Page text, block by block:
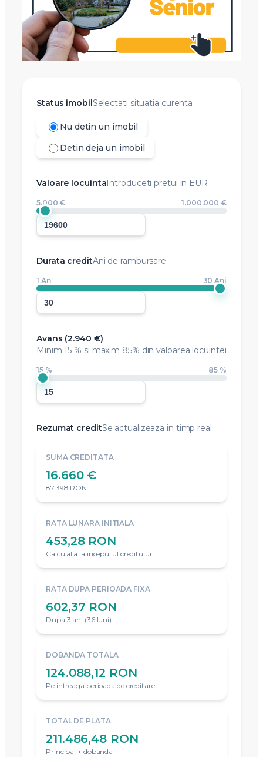
Status imobilSelectati situatia curenta
Nu detin un imobil
Detin deja un imobil
Valoare locuintaIntroduceti pretul in EUR
5.000 € 1.000.000 €
Durata creditAni de rambursare
1 An 30 Ani
Avans (2.940 €)
Minim15 % si maxim 85% din valoarea locuintei
15 % 85 %
Rezumat creditSe actualizeaza in timp real
SUMA CREDITATA
16.660 €
87.398 RON
RATA LUNARA INITIALA
453,28 RON
Calculata la inceputul creditului
RATA DUPA PERIOADA FIXA
602,37 RON
Dupa 3 ani (36 luni)
DOBANDA TOTALA
124.088,12 RON
Pe intreaga perioada de creditare
TOTAL DE PLATA
211.486,48 RON
Principal + dobanda